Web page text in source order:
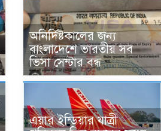
অনির্দিষ্টকালের জন্য
বাংলাদেশে ভারতীয় সব
ভিসা সেন্টার বন্ধ
এয়ার ইন্ডিয়ার যাত্রী